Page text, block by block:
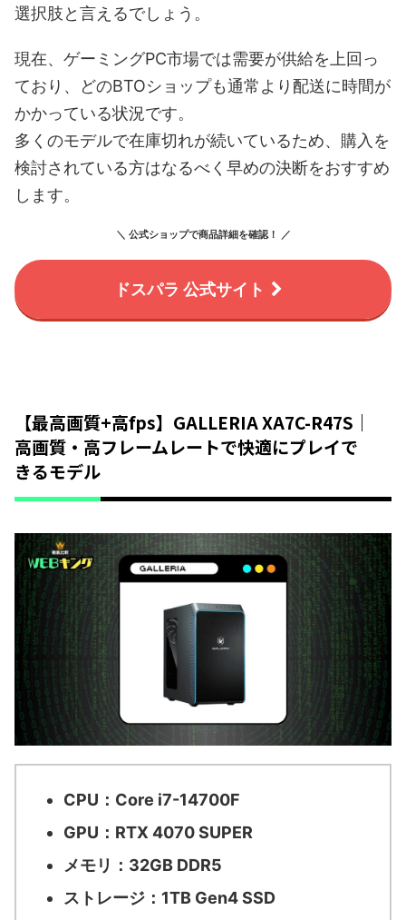
選択肢と言えるでしょう。
現在、ゲーミングPC市場では需要が供給を上回っ
ており、どのBTOショップも通常より配送に時間が
かかっている状況です。
多くのモデルで在庫切れが続いているため、購入を
検討されている方はなるべく早めの決断をおすすめ
します。
＼ 公式ショップで商品詳細を確認！ ／
ドスパラ 公式サイト
【最高画質+高fps】GALLERIA XA7C-R47S｜
高画質・高フレームレートで快適にプレイで
きるモデル
CPU：Core i7-14700F
GPU：RTX 4070 SUPER
メモリ：32GB DDR5
ストレージ：1TB Gen4 SSD